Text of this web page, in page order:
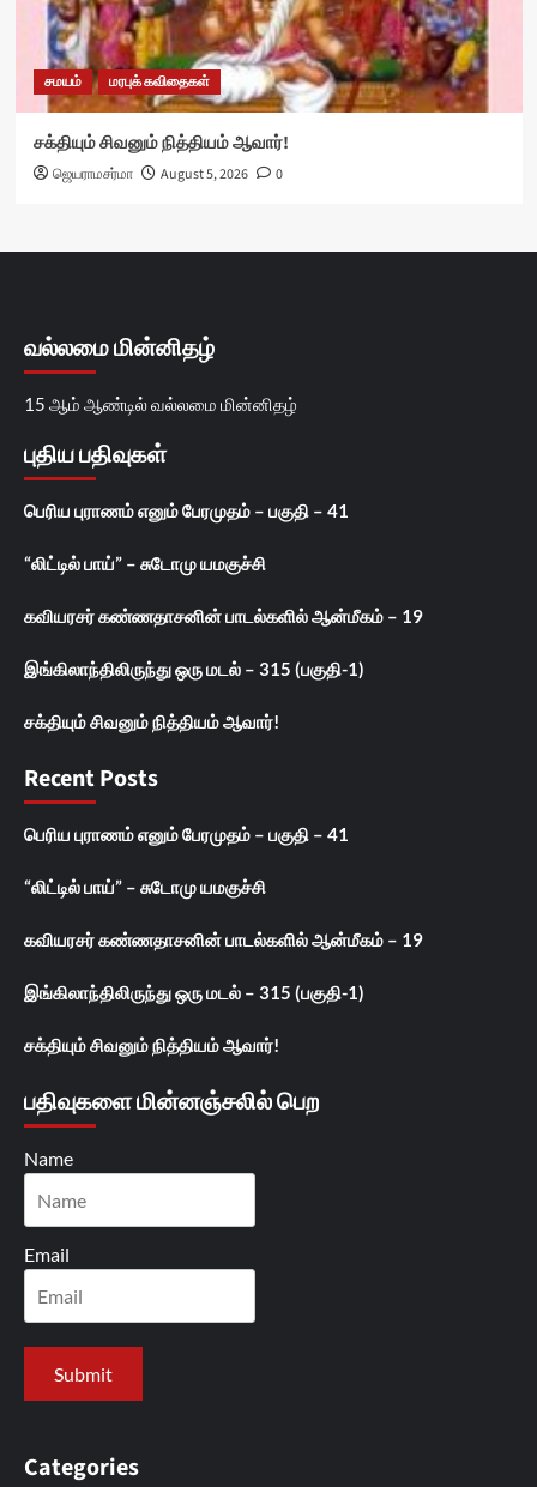
சமயம் மரபுக் கவிதைகள்
சக்தியும் சிவனும் நித்தியம் ஆவார்!
ஜெயராமசர்மா August 5, 2026 0
வல்லமை மின்னிதழ்
15 ஆம் ஆண்டில் வல்லமை மின்னிதழ்
புதிய பதிவுகள்
பெரிய புராணம் எனும் பேரமுதம் – பகுதி – 41
“லிட்டில் பாய்” – சுடோமு யமகுச்சி
கவியரசர் கண்ணதாசனின் பாடல்களில் ஆன்மீகம் – 19
இங்கிலாந்திலிருந்து ஒரு மடல் – 315 (பகுதி-1)
சக்தியும் சிவனும் நித்தியம் ஆவார்!
Recent Posts
பெரிய புராணம் எனும் பேரமுதம் – பகுதி – 41
“லிட்டில் பாய்” – சுடோமு யமகுச்சி
கவியரசர் கண்ணதாசனின் பாடல்களில் ஆன்மீகம் – 19
இங்கிலாந்திலிருந்து ஒரு மடல் – 315 (பகுதி-1)
சக்தியும் சிவனும் நித்தியம் ஆவார்!
பதிவுகளை மின்னஞ்சலில் பெற
Name
Email
Categories